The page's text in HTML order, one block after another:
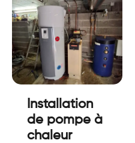
Installation
de pompe à
chaleur